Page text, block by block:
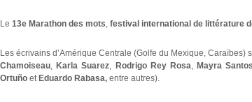
Le 13e Marathon des mots, festival international de littérature
Les écrivains d’Amérique Centrale (Golfe du Mexique,
Chamoiseau, Karla Suarez, Rodrigo Rey Rosa, Mayra
Ortuño et Eduardo Rabasa, entre autres).